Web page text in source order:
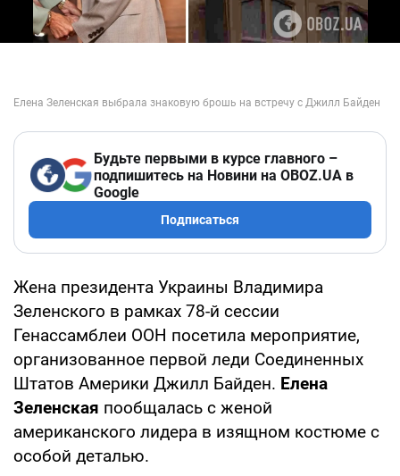
Будьте первыми в курсе главного –
подпишитесь на Новини на OBOZ.UA в
Google
Подписаться
Жена президента Украины Владимира
Зеленского в рамках 78-й сессии
Генассамблеи ООН посетила мероприятие,
организованное первой леди Соединенных
Штатов Америки Джилл Байден. Елена
Зеленская пообщалась с женой
американского лидера в изящном костюме с
особой деталью.